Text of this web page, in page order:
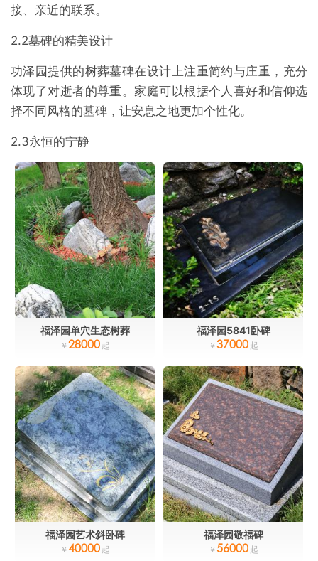
接、亲近的联系。
2.2墓碑的精美设计
功泽园提供的树葬墓碑在设计上注重简约与庄重，充分
体现了对逝者的尊重。家庭可以根据个人喜好和信仰选
择不同风格的墓碑，让安息之地更加个性化。
2.3永恒的宁静
福泽园单穴生态树葬
28000
福泽园5841卧碑
37000
福泽园艺术斜卧碑
40000
福泽园敬福碑
56000